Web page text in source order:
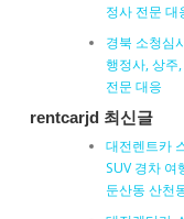
정사 전문 대
경북 소청심
행정사, 상주
전문 대응
rentcarjd 최신글
대전렌트카
SUV 경차 여
둔산동 산천